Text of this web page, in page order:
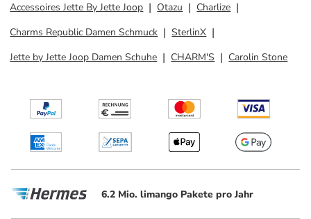
Accessoires Jette By Jette Joop
Otazu
Charlize
Charms Republic Damen Schmuck
SterlinX
Jette by Jette Joop Damen Schuhe
CHARM'S Carolin Stone
6.2 Mio. limango Pakete pro Jahr